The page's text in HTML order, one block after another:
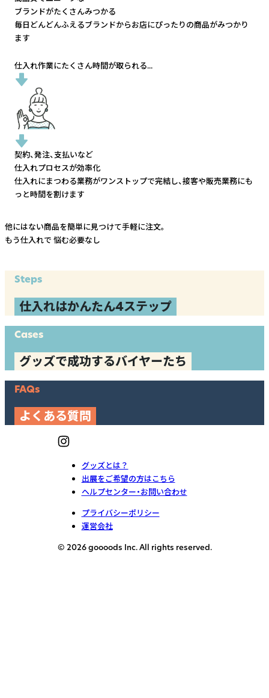
ブランドがたくさんみつかる
毎日どんどんふえるブランドからお店にぴったりの商品がみつかり
ます
仕入れ作業にたくさん時間が取られる...
契約、発注、支払いなど
仕入れプロセスが効率化
仕入れにまつわる業務がワンストップで完結し、接客や販売業務にも
っと時間を割けます
他にはない商品を簡単に見つけて手軽に注文。
もう仕入れで 悩む必要なし
Steps
仕入れはかんたん4ステップ
Cases
グッズで成功するバイヤーたち
FAQs
よくある質問
グッズとは？
出展をご希望の方はこちら
ヘルプセンター・お問い合わせ
プライバシーポリシー
運営会社
© 2026 goooods Inc. All rights reserved.